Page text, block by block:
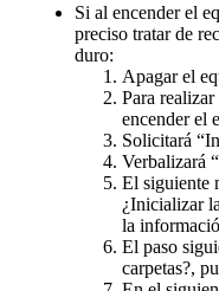
Si al encender el
preciso tratar de
duro:
Apagar el
Para
encender el
Solicitará
Verbalizará
El siguiente
¿Inicializar
la
El paso
carpetas?,